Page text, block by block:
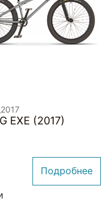
EXE (2017)
Подробнее